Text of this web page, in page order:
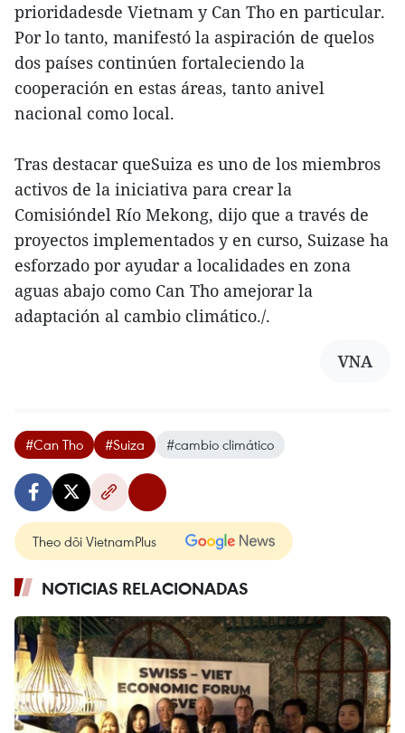
prioridadesde Vietnam y Can Tho en particular.
Por lo tanto, manifestó la aspiración de quelos
dos países continúen fortaleciendo la
cooperación en estas áreas, tanto anivel
nacional como local.
Tras destacar queSuiza es uno de los miembros
activos de la iniciativa para crear la
Comisióndel Río Mekong, dijo que a través de
proyectos implementados y en curso, Suizase ha
esforzado por ayudar a localidades en zona
aguas abajo como Can Tho amejorar la
adaptación al cambio climático./.
VNA
#Can Tho #Suiza #cambio climático
Theo dõi VietnamPlus
NOTICIAS RELACIONADAS